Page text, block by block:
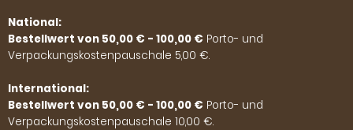
National:
Bestellwert von 50,00 € - 100,00 € Porto- und
Verpackungskostenpauschale 5,00 €.
International:
Bestellwert von 50,00 € - 100,00 € Porto- und
Verpackungskostenpauschale 10,00 €.